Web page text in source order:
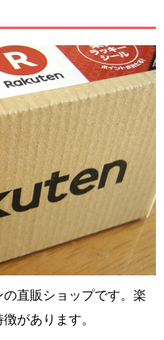
直販ショップです。楽
があります。